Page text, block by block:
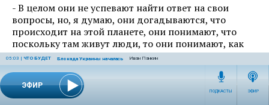
ЭФИР
05:03 | ЧТО БУДЕТ Блокада Украины началась Иван Панкин
ПОДКАСТЫ ЭФИР
- В целом они не успевают найти ответ на свои
вопросы, но, я думаю, они догадываются, что
происходит на этой планете, они понимают, что
поскольку там живут люди, то они понимают, как
они думают, они понимают, к чему эти люди
стремятся. И, в общем-то, не ошибаются в этом. А
стремятся эти люди к тому, с чего мы с вами начали
сегодняшний разговор. Они стремятся, в том числе,